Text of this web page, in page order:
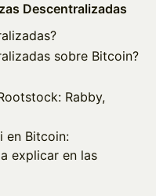
Descentralizadas
sobre Bitcoin?
Rabby,
en Bitcoin:
explicar en las